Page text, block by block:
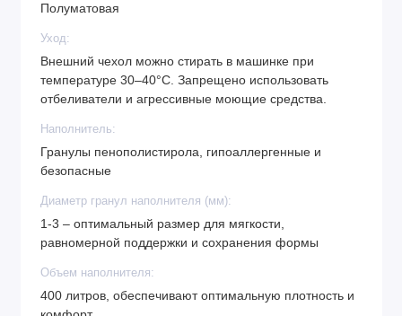
Полуматовая
Уход:
Внешний чехол можно стирать в машинке при
температуре 30–40°C. Запрещено использовать
отбеливатели и агрессивные моющие средства.
Наполнитель:
Гранулы пенополистирола, гипоаллергенные и
безопасные
Диаметр гранул наполнителя (мм):
1-3 – оптимальный размер для мягкости,
равномерной поддержки и сохранения формы
Объем наполнителя:
400 литров, обеспечивают оптимальную плотность и